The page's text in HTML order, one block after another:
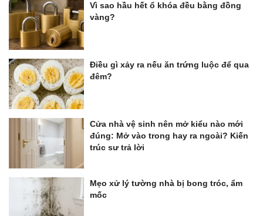
Vì sao hầu hết ổ khóa đều bằng đồng
vàng?
Điều gì xảy ra nếu ăn trứng luộc để qua
đêm?
Cửa nhà vệ sinh nên mở kiểu nào mới
đúng: Mở vào trong hay ra ngoài? Kiến
trúc sư trả lời
Mẹo xử lý tường nhà bị bong tróc, ẩm
mốc